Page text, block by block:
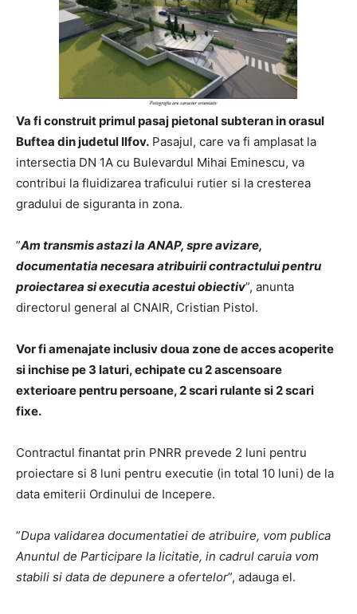
Va fi construit primul pasaj pietonal subteran in orasul
Buftea din judetul Ilfov. Pasajul, care va fi amplasat la
intersectia DN 1A cu Bulevardul Mihai Eminescu, va
contribui la fluidizarea traficului rutier si la cresterea
gradului de siguranta in zona.
”Am transmis astazi la ANAP, spre avizare,
documentatia necesara atribuirii contractului pentru
proiectarea si executia acestui obiectiv”, anunta
directorul general al CNAIR, Cristian Pistol.
Vor fi amenajate inclusiv doua zone de acces acoperite
si inchise pe 3 laturi, echipate cu 2 ascensoare
exterioare pentru persoane, 2 scari rulante si 2 scari
fixe.
Contractul finantat prin PNRR prevede 2 luni pentru
proiectare si 8 luni pentru executie (in total 10 luni) de la
data emiterii Ordinului de Incepere.
”Dupa validarea documentatiei de atribuire, vom publica
Anuntul de Participare la licitatie, in cadrul caruia vom
stabili si data de depunere a ofertelor”, adauga el.